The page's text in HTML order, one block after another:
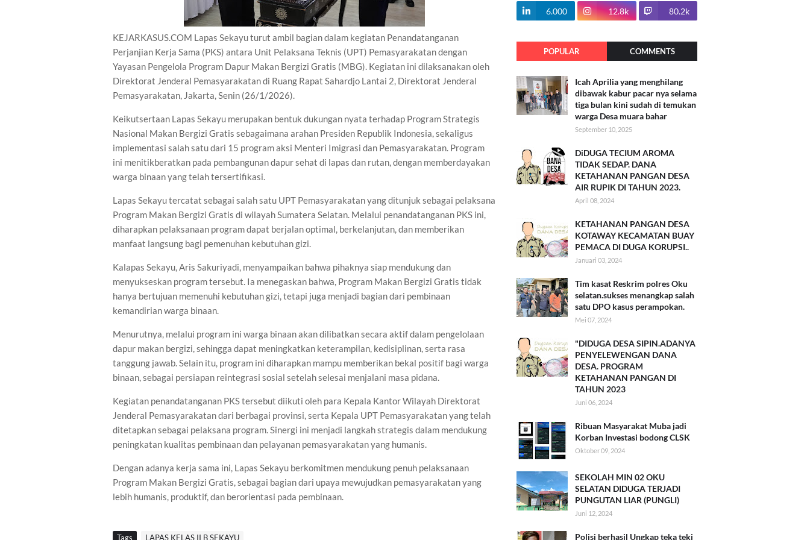
KEJARKASUS.COM Lapas Sekayu turut ambil bagian dalam kegiatan Penandatanganan
Perjanjian Kerja Sama (PKS) antara Unit Pelaksana Teknis (UPT) Pemasyarakatan dengan
Yayasan Pengelola Program Dapur Makan Bergizi Gratis (MBG). Kegiatan ini dilaksanakan oleh
Direktorat Jenderal Pemasyarakatan di Ruang Rapat Sahardjo Lantai 2, Direktorat Jenderal
Pemasyarakatan, Jakarta, Senin (26/1/2026).
Keikutsertaan Lapas Sekayu merupakan bentuk dukungan nyata terhadap Program Strategis
Nasional Makan Bergizi Gratis sebagaimana arahan Presiden Republik Indonesia, sekaligus
implementasi salah satu dari 15 program aksi Menteri Imigrasi dan Pemasyarakatan. Program
ini menitikberatkan pada pembangunan dapur sehat di lapas dan rutan, dengan memberdayakan
warga binaan yang telah tersertifikasi.
Lapas Sekayu tercatat sebagai salah satu UPT Pemasyarakatan yang ditunjuk sebagai pelaksana
Program Makan Bergizi Gratis di wilayah Sumatera Selatan. Melalui penandatanganan PKS ini,
diharapkan pelaksanaan program dapat berjalan optimal, berkelanjutan, dan memberikan
manfaat langsung bagi pemenuhan kebutuhan gizi.
Kalapas Sekayu, Aris Sakuriyadi, menyampaikan bahwa pihaknya siap mendukung dan
menyukseskan program tersebut. Ia menegaskan bahwa, Program Makan Bergizi Gratis tidak
hanya bertujuan memenuhi kebutuhan gizi, tetapi juga menjadi bagian dari pembinaan
kemandirian warga binaan.
Menurutnya, melalui program ini warga binaan akan dilibatkan secara aktif dalam pengelolaan
dapur makan bergizi, sehingga dapat meningkatkan keterampilan, kedisiplinan, serta rasa
tanggung jawab. Selain itu, program ini diharapkan mampu memberikan bekal positif bagi warga
binaan, sebagai persiapan reintegrasi sosial setelah selesai menjalani masa pidana.
Kegiatan penandatanganan PKS tersebut diikuti oleh para Kepala Kantor Wilayah Direktorat
Jenderal Pemasyarakatan dari berbagai provinsi, serta Kepala UPT Pemasyarakatan yang telah
ditetapkan sebagai pelaksana program. Sinergi ini menjadi langkah strategis dalam mendukung
peningkatan kualitas pembinaan dan pelayanan pemasyarakatan yang humanis.
Dengan adanya kerja sama ini, Lapas Sekayu berkomitmen mendukung penuh pelaksanaan
Program Makan Bergizi Gratis, sebagai bagian dari upaya mewujudkan pemasyarakatan yang
lebih humanis, produktif, dan berorientasi pada pembinaan.
Tags LAPAS KELAS II B SEKAYU
100.7k
6.000 12.8k 80.2k
POPULAR COMMENTS
Icah Aprilia yang menghilang
dibawak kabur pacar nya selama
tiga bulan kini sudah di temukan
warga Desa muara bahar
September 10, 2025
DiDUGA TECIUM AROMA
TIDAK SEDAP. DANA
KETAHANAN PANGAN DESA
AIR RUPIK DI TAHUN 2023.
April 08, 2024
KETAHANAN PANGAN DESA
KOTAWAY KECAMATAN BUAY
PEMACA DI DUGA KORUPSI..
Januari 03, 2024
Tim kasat Reskrim polres Oku
selatan.sukses menangkap salah
satu DPO kasus perampokan.
Mei 07, 2024
"DIDUGA DESA SIPIN.ADANYA
PENYELEWENGAN DANA
DESA. PROGRAM
KETAHANAN PANGAN DI
TAHUN 2023
Juni 06, 2024
Ribuan Masyarakat Muba jadi
Korban Investasi bodong CLSK
Oktober 09, 2024
SEKOLAH MIN 02 OKU
SELATAN DIDUGA TERJADI
PUNGUTAN LIAR (PUNGLI)
Juni 12, 2024
Polisi berhasil Ungkap teka teki